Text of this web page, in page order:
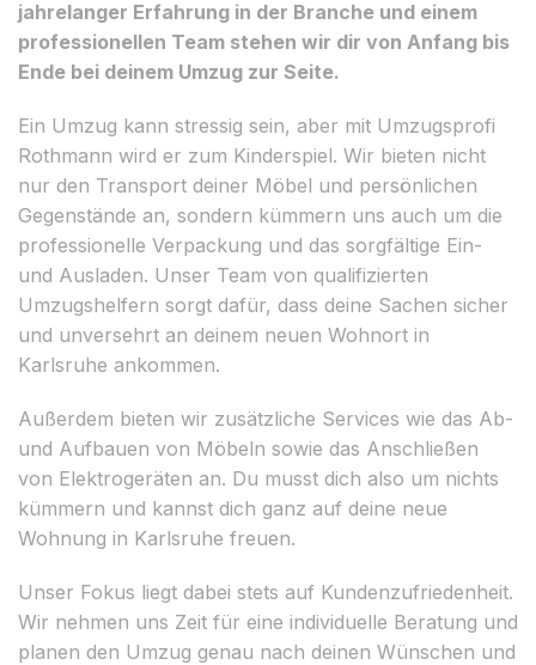
jahrelanger Erfahrung in der Branche und einem
professionellen Team stehen wir dir von Anfang bis
Ende bei deinem Umzug zur Seite.
Ein Umzug kann stressig sein, aber mit Umzugsprofi
Rothmann wird er zum Kinderspiel. Wir bieten nicht
nur den Transport deiner Möbel und persönlichen
Gegenstände an, sondern kümmern uns auch um die
professionelle Verpackung und das sorgfältige Ein-
und Ausladen. Unser Team von qualifizierten
Umzugshelfern sorgt dafür, dass deine Sachen sicher
und unversehrt an deinem neuen Wohnort in
Karlsruhe ankommen.
Außerdem bieten wir zusätzliche Services wie das Ab-
und Aufbauen von Möbeln sowie das Anschließen
von Elektrogeräten an. Du musst dich also um nichts
kümmern und kannst dich ganz auf deine neue
Wohnung in Karlsruhe freuen.
Unser Fokus liegt dabei stets auf Kundenzufriedenheit.
Wir nehmen uns Zeit für eine individuelle Beratung und
planen den Umzug genau nach deinen Wünschen und